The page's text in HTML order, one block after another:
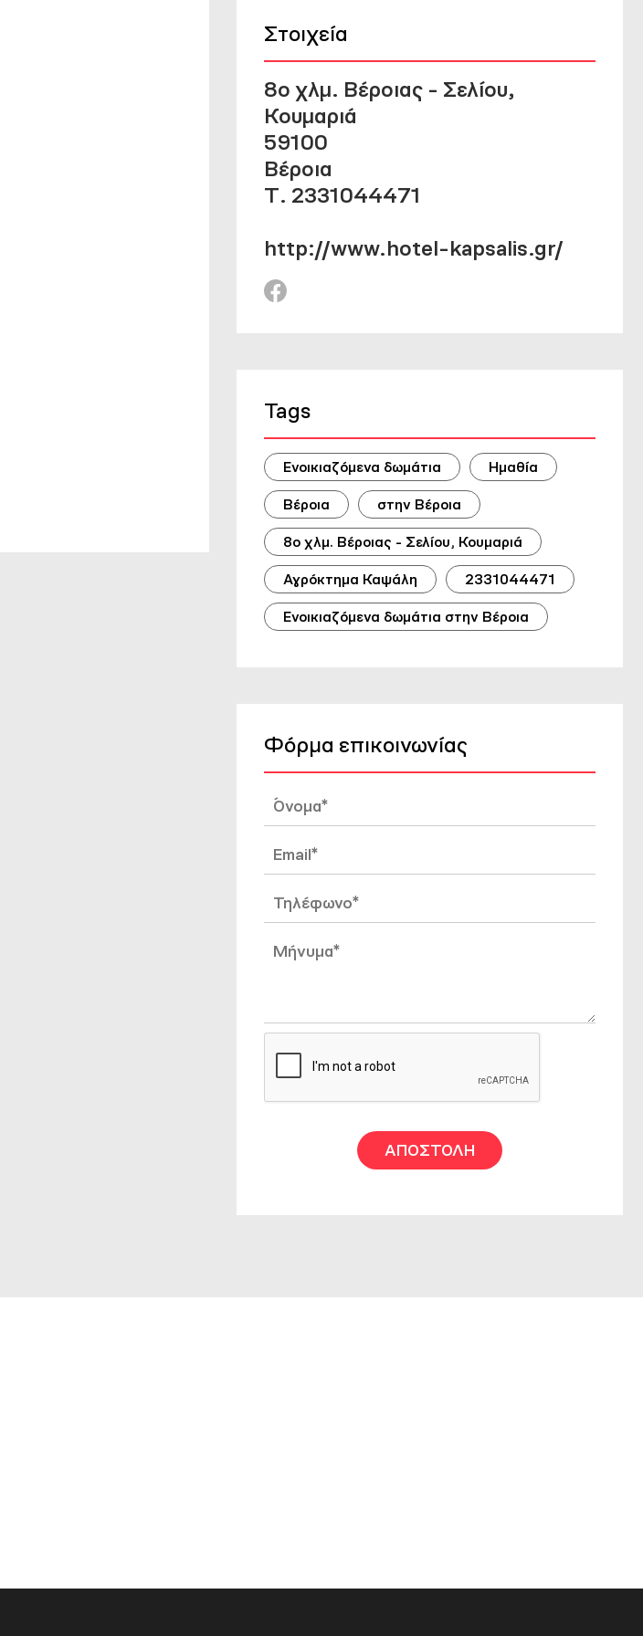
Στοιχεία
8o χλμ. Βέροιας - Σελίου,
Κουμαριά
59100
Βέροια
Τ. 2331044471
http://www.hotel-kapsalis.gr/
Tags
Ενοικιαζόμενα δωμάτια Ημαθία
Βέροια στην Βέροια
8o χλμ. Βέροιας - Σελίου, Κουμαριά
Αγρόκτημα Καψάλη 2331044471
Ενοικιαζόμενα δωμάτια στην Βέροια
Φόρμα επικοινωνίας